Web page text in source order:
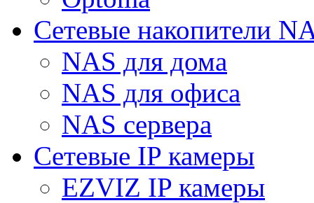
Сетевые накопители
NAS для дома
NAS для офиса
NAS сервера
Сетевые IP камеры
EZVIZ IP камеры